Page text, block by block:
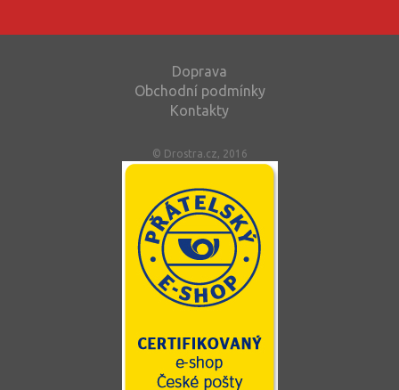
Doprava
Obchodní podmínky
Kontakty
© Drostra.cz, 2016